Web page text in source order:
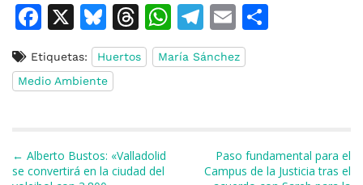
F
c
e
o
o
X
Bl
u
e
s
y
T
h
re
s
W
h
at
T
el
e
m
E
m
ai
ti
r
Etiquetas: Huertos
María Sánchez
Medio Ambiente
Navegación de entradas
← Alberto Bustos: «Valladolid
se convertirá en la ciudad del
Paso fundamental para el
Campus de la Justicia tras el